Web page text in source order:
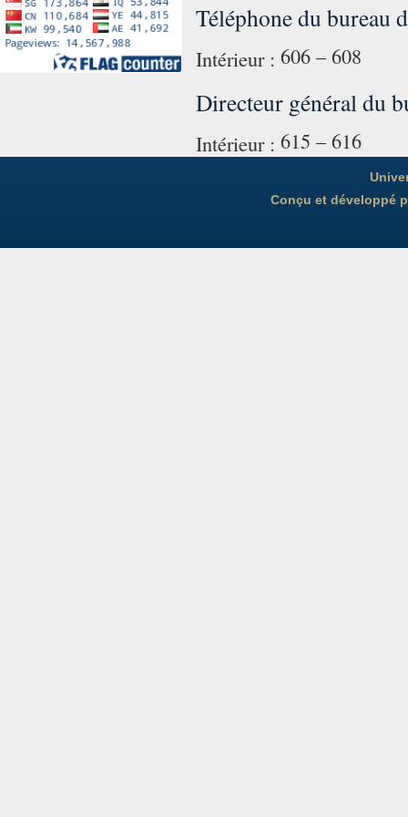
Téléphone du bureau
Intérieur : 606 – 608
Directeur général du
Intérieur : 615 – 616
Conçu et développé